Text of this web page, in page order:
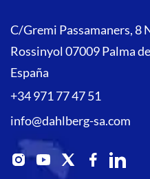
C/Gremi Passamaners, 8
Rossinyol 07009 Palma
España
+34 971 77 47 51
info@dahlberg-sa.com